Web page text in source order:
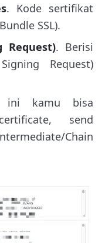
. Kode sertifikat
SSL).
Request). Berisi
Request)
ini kamu bisa
send
Chain